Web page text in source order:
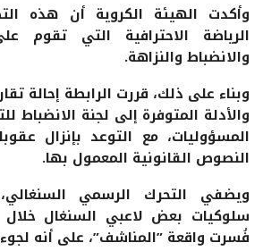
وأكدت الهيئة الكروية أن هذه
الرياضة الاحترافية التي تقوم
والانضباط والنزاهة.
وبناء على ذلك، قررت الرابطة إحالة
والأدلة المتوفرة إلى لجنة الانضباط
المسؤوليات، مع التوعد بإنزال
النصوص القانونية المعمول بها.
ويضفي التحرك الرسمي
سلوكيات بعض لاعبي السنغال خلال
فُسرت واقعة ”المناشف”، على أنه